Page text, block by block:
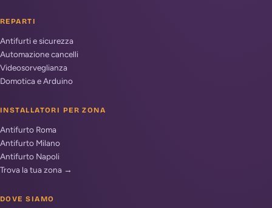
REPARTI
Antifurti e sicurezza
Automazione cancelli
Videosorveglianza
Domotica e Arduino
INSTALLATORI PER ZONA
Antifurto Roma
Antifurto Milano
Antifurto Napoli
Trova la tua zona →
DOVE SIAMO